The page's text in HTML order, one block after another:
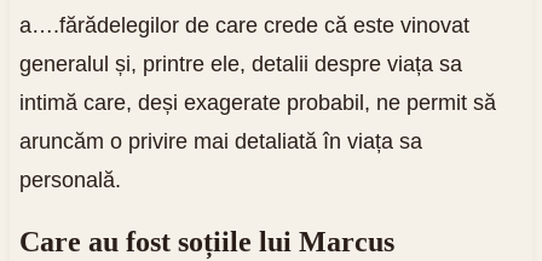
a….fărădelegilor de care crede că este vinovat
generalul și, printre ele, detalii despre viața sa
intimă care, deși exagerate probabil, ne permit să
aruncăm o privire mai detaliată în viața sa
personală.
Care au fost soțiile lui Marcus